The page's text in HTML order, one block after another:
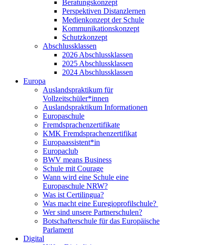
Beratungskonzept
Perspektiven Distanzlernen
Medienkonzept der Schule
Kommunikationskonzept
Schutzkonzept
Abschlussklassen
2026 Abschlussklassen
2025 Abschlussklassen
2024 Abschlussklassen
Europa
Auslandspraktikum für
Vollzeitschüler*innen
Auslandspraktikum Informationen
Europaschule
Fremdsprachenzertifikate
KMK Fremdsprachenzertifikat
Europaassistent*in
Europaclub
BWV means Business
Schule mit Courage
Wann wird eine Schule eine
Europaschule NRW?
Was ist Certilingua?
Was macht eine Euregioprofilschule?
Wer sind unsere Partnerschulen?
Botschafterschule für das Europäische
Parlament
Digital